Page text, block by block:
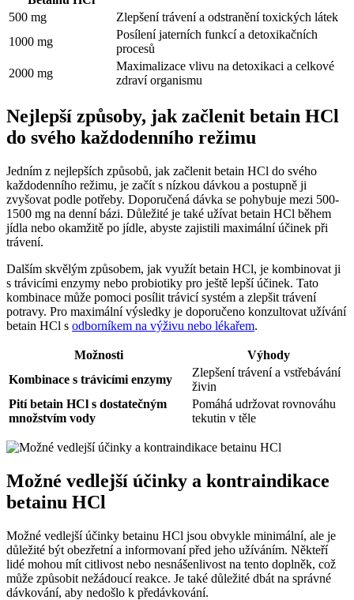
500 mg
Zlepšení trávení a odstranění toxických látek
1000 mg
Posílení jaterních funkcí a detoxikačních
procesů
2000 mg
Maximalizace vlivu na detoxikaci a celkové
zdraví organismu
Nejlepší způsoby, jak začlenit betain HCl
do svého každodenního režimu
Jedním z nejlepších způsobů, jak začlenit betain HCl do svého
každodenního režimu, je začít s nízkou dávkou a postupně ji
zvyšovat podle potřeby. Doporučená dávka se pohybuje mezi 500-
1500 mg na denní bázi. Důležité je také užívat betain HCl během
jídla nebo okamžitě po jídle, abyste zajistili maximální účinek při
trávení.
Dalším skvělým způsobem, jak využít betain HCl, je kombinovat ji
s trávicími enzymy nebo probiotiky pro ještě lepší účinek. Tato
kombinace může pomoci posílit trávicí systém a zlepšit trávení
potravy. Pro maximální výsledky je doporučeno konzultovat užívání
betain HCl s odborníkem na výživu nebo lékařem.
Možnosti
Výhody
Kombinace s trávicími enzymy
Zlepšení trávení a vstřebávání
živin
Pití betain HCl s dostatečným
množstvím vody
Pomáhá udržovat rovnováhu
tekutin v těle
Možné vedlejší účinky a kontraindikace
betainu HCl
Možné vedlejší účinky betainu HCl jsou obvykle minimální, ale je
důležité být obezřetní a informovaní před jeho užíváním. Někteří
lidé mohou mít citlivost nebo nesnášenlivost na tento doplněk, což
může způsobit nežádoucí reakce. Je také důležité dbát na správné
dávkování, aby nedošlo k předávkování.